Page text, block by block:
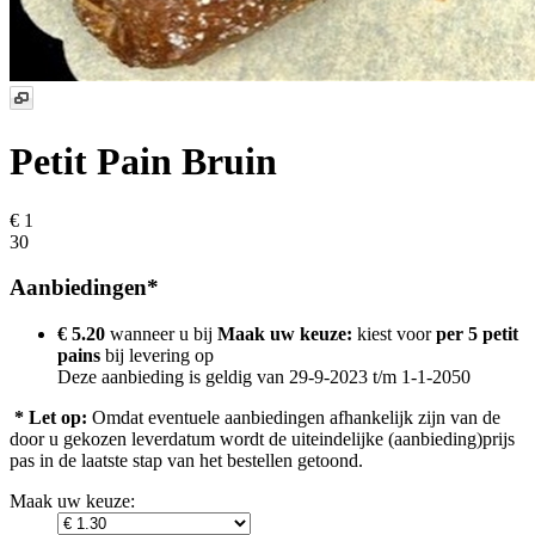
Petit Pain Bruin
€ 1
30
Aanbiedingen*
€ 5.20 wanneer u bij Maak uw keuze: kiest voorper 5 petit
pains bij levering op
Deze aanbieding is geldig van 29-9-2023 t/m 1-1-2050
* Let op: Omdat eventuele aanbiedingen afhankelijk zijn van de
door u gekozen leverdatum wordt de uiteindelijke (aanbieding)prijs
pas in de laatste stap van het bestellen getoond.
Maak uw keuze: